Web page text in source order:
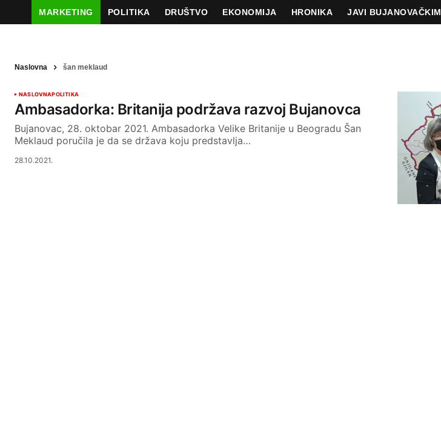
MARKETING POLITIKA DRUŠTVO EKONOMIJA HRONIKA JAVI BUJANOVAČKIM
Naslovna šan meklaud
NASLOVNAPOLITIKA
Ambasadorka: Britanija podržava razvoj Bujanovca
Bujanovac, 28. oktobar 2021. Ambasadorka Velike Britanije u Beogradu Šan
Meklaud poručila je da se država koju predstavlja…
28.10.2021.